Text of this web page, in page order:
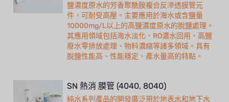
鹽濃度原水的芳香聚酰胺複合反滲透膜管元
件，可耐受高壓。主要應用於海水或含鹽量
10000mg/L以上的高鹽濃度原水的脫鹽處理。
其應用領域包括海水淡化、RO濃水回用、高鹽
廢水零排放處理、物料濃縮等諸多領域。具有
脫鹽性能高、性能穩定、產水量高的特點。
SN 熱消 膜管 (4040, 8040)
純水系列產品的開發廣泛用於地表水和地下水